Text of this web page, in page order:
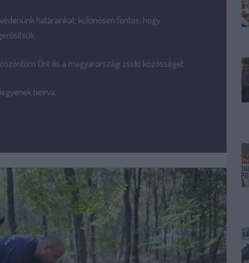
határainkat, különösen fontos, hogy
Önt és a magyarországi zsidó közösséget.
beírva.